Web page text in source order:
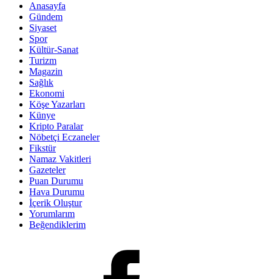
Anasayfa
Gündem
Siyaset
Spor
Kültür-Sanat
Turizm
Magazin
Sağlık
Ekonomi
Köşe Yazarları
Künye
Kripto Paralar
Nöbetçi Eczaneler
Fikstür
Namaz Vakitleri
Gazeteler
Puan Durumu
Hava Durumu
İçerik Oluştur
Yorumlarım
Beğendiklerim